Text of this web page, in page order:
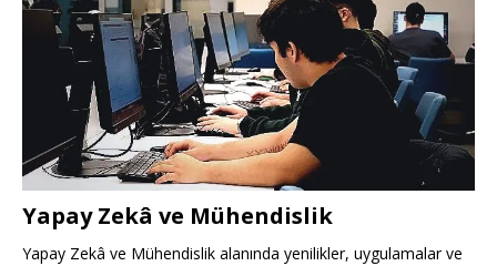
Yapay Zekâ ve Mühendislik
Yapay Zekâ ve Mühendislik alanında yenilikler, uygulamalar ve